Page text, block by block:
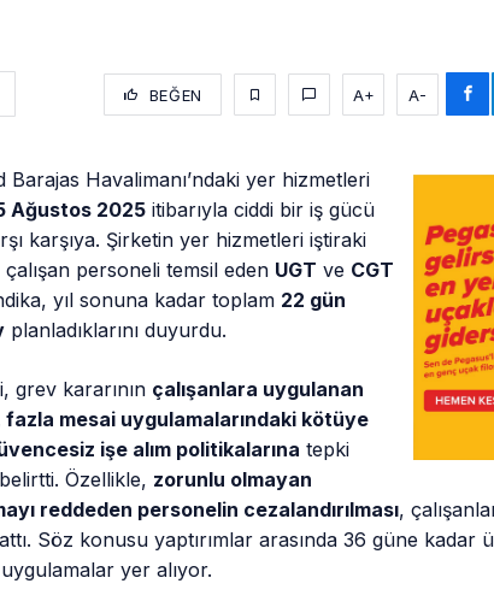
BEĞEN A+ A-
Barajas Havalimanı’ndaki yer hizmetleri
Ağustos 2025 itibarıyla ciddi bir iş gücü
karşıya. Şirketin yer hizmetleri iştiraki
personeli temsil eden UGT ve CGT
yıl sonuna kadar toplam 22 gün
planladıklarını duyurdu.
grev kararının çalışanlara uygulanan
fazla mesai uygulamalarındaki kötüye
işe alım politikalarına tepki
belirtti. Özellikle, zorunlu olmayan
reddeden personelin cezalandırılması,
Söz konusu yaptırımlar arasında 36 güne kadar
yer alıyor.